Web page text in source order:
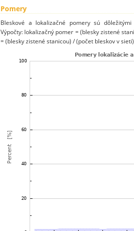
Pomery
Bleskové a lokalizačné pomery sú
Výpočty: lokalizačný pomer = (blesky zistené
= (blesky zistené stanicou) / (počet bleskov v sieti)